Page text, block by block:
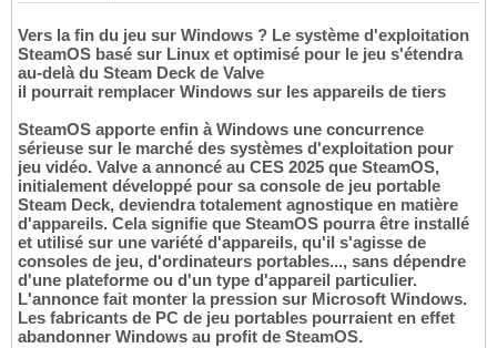
Vers la fin du jeu sur Windows ? Le système d'exploitation
SteamOS basé sur Linux et optimisé pour le jeu s'étendra
au-delà du Steam Deck de Valve
il pourrait remplacer Windows sur les appareils de tiers
SteamOS apporte enfin à Windows une concurrence
sérieuse sur le marché des systèmes d'exploitation pour
jeu vidéo. Valve a annoncé au CES 2025 que SteamOS,
initialement développé pour sa console de jeu portable
Steam Deck, deviendra totalement agnostique en matière
d'appareils. Cela signifie que SteamOS pourra être installé
et utilisé sur une variété d'appareils, qu'il s'agisse de
consoles de jeu, d'ordinateurs portables..., sans dépendre
d'une plateforme ou d'un type d'appareil particulier.
L'annonce fait monter la pression sur Microsoft Windows.
Les fabricants de PC de jeu portables pourraient en effet
abandonner Windows au profit de SteamOS.